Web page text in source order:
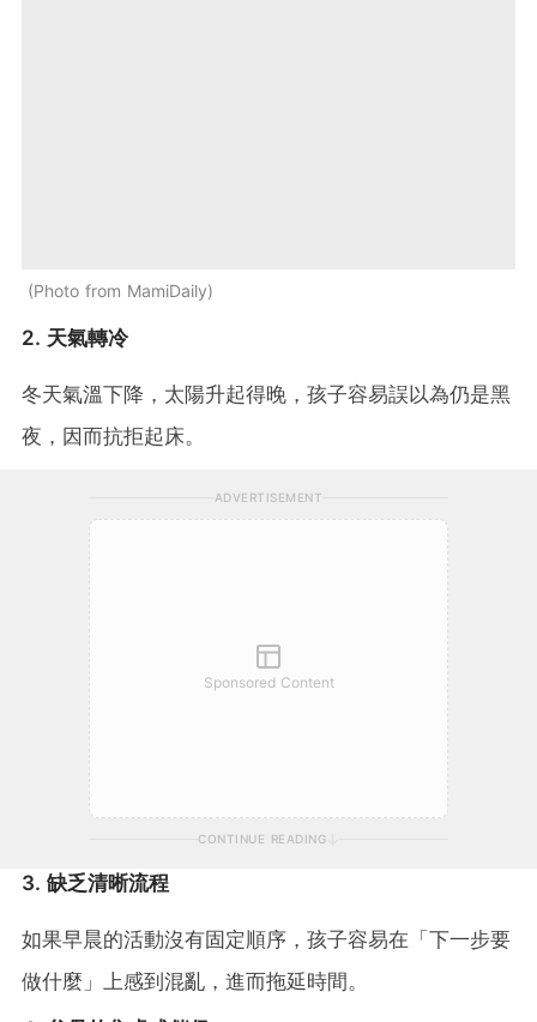
Photo from MamiDaily
2. 天氣轉冷
冬天氣溫下降，太陽升起得晚，孩子容易誤以為仍是黑
夜，因而抗拒起床。
ADVERTISEMENT
Sponsored Content
CONTINUE READING
3. 缺乏清晰流程
如果早晨的活動沒有固定順序，孩子容易在「下一步要
做什麼」上感到混亂，進而拖延時間。